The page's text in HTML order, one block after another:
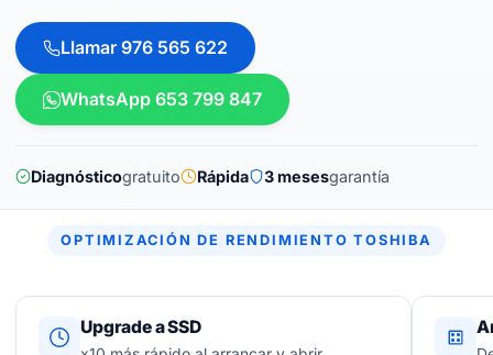
Llamar 976 565 622
WhatsApp 653 799 847
Diagnósticogratuito Rápida 3 mesesgarantía
OPTIMIZACIÓN DE RENDIMIENTO TOSHIBA
Upgrade a SSD